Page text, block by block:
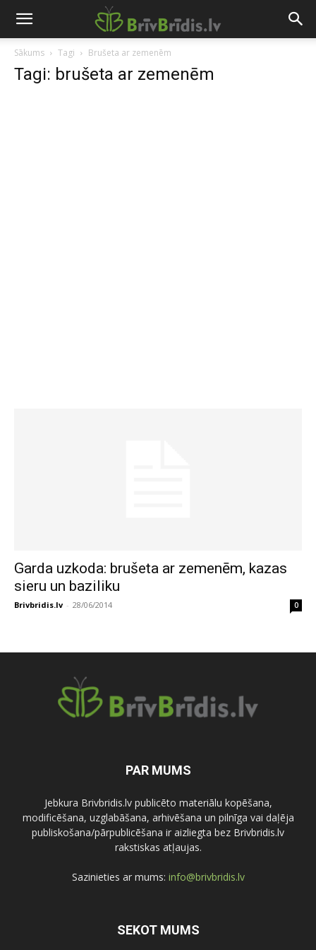
Sākums Tagi Brušeta ar zemenēm
Tagi: brušeta ar zemenēm
Garda uzkoda: brušeta ar zemenēm, kazas
sieru un baziliku
Brivbridis.lv - 28/06/2014 0
PAR MUMS
Jebkura Brivbridis.lv publicēto materiālu kopēšana,
modificēšana, uzglabāšana, arhivēšana un pilnīga vai daļēja
publiskošana/pārpublicēšana ir aizliegta bez Brivbridis.lv
rakstiskas atļaujas.
Sazinieties ar mums: info@brivbridis.lv
SEKOT MUMS